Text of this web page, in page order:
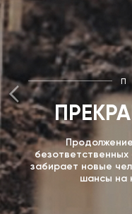
забирает новые
шансы на